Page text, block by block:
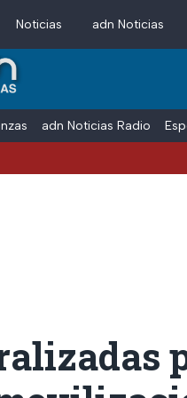
Noticias adn Noticias
adn Noticias Radio